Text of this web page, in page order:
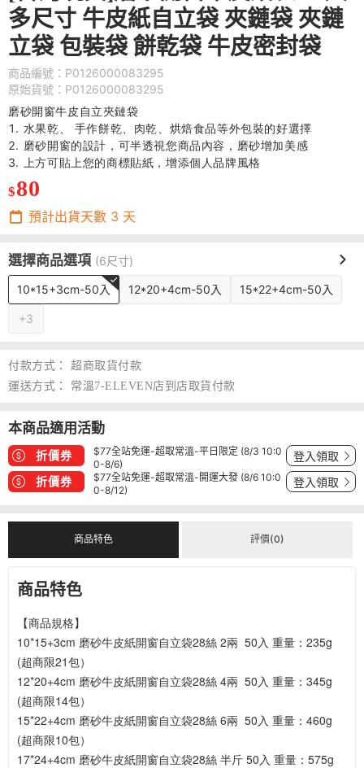
多尺寸 牛皮紙自立袋 夾鏈袋 夾鏈
立袋 包裝袋 餅乾袋 牛皮密封袋
商品編號：P0126000083295
原始貨號：P0126000083295
磨砂開窗牛皮自立夾鏈袋
水果乾、 手作餅乾、肉乾、烘焙食品等外包裝的好選擇
磨砂開窗的設計，可半透視您商品內容，磨砂增加美感
上方可貼上您的商標貼紙，增添個人品牌風格
$80
預計出貨天數 3 天
選擇商品選項 (6尺寸)
10*15+3cm-50入 12*20+4cm-50入 15*22+4cm-50入
+3
付款方式：
超商取貨付款
運送方式：
常溫7-ELEVEN店到店取貨付款
本商品適用活動
折價券
$77全站免運-超取常溫-平日限定 (8/3 10:0
0-8/6)
登入領取
折價券
$77全站免運-超取常溫-開運大發 (8/6 10:0
0-8/12)
登入領取
商品特色 評價(0)
商品特色
【商品規格】
10*15+3cm 磨砂牛皮紙開窗自立袋28絲 2兩  50入 重量：235g
(超商限21包）
12*20+4cm 磨砂牛皮紙開窗自立袋28絲 4兩  50入 重量：345g
(超商限14包）
15*22+4cm 磨砂牛皮紙開窗自立袋28絲 6兩  50入 重量：460g
(超商限10包）
17*24+4cm 磨砂牛皮紙開窗自立袋28絲 半斤 50入 重量：575g